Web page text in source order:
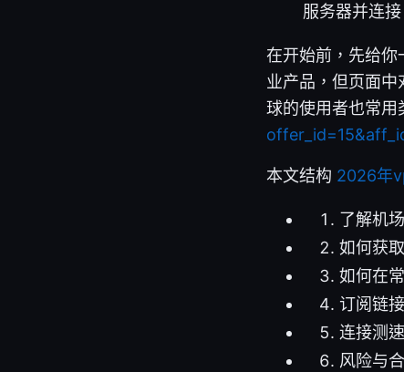
服务器并连
在开始前，先给
业产品，但页面中
球的使用者也常用
本文结构 2026年
了解机
如何获
如何在
订阅链
连接测
风险与